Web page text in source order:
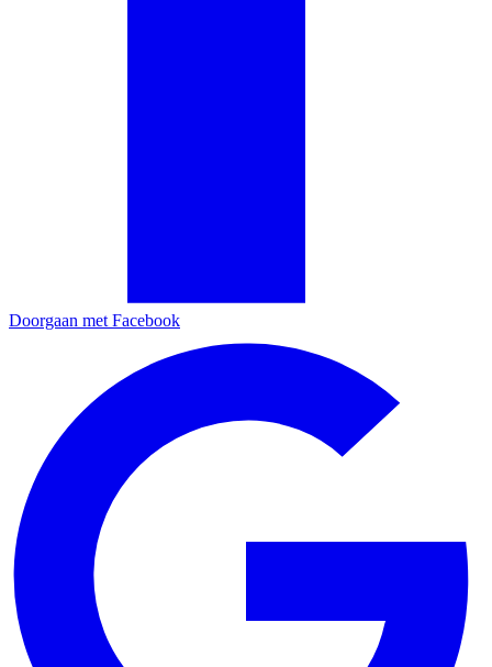
Doorgaan met Facebook